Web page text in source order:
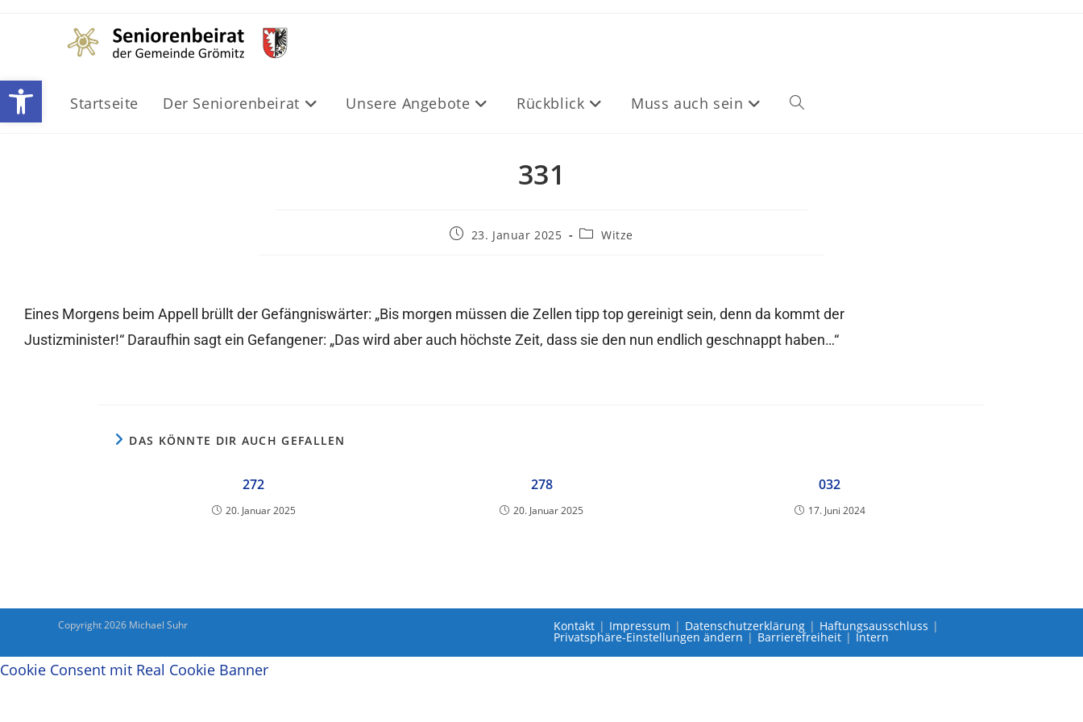
Werkzeugleiste öffnen
Startseite Der Seniorenbeirat Unsere Angebote Rückblick Muss auch sein
331
23. Januar 2025 Witze
Eines Morgens beim Appell brüllt der Gefängniswärter: „Bis morgen müssen die Zellen tipp top gereinigt sein, denn da kommt der
Justizminister!“ Daraufhin sagt ein Gefangener: „Das wird aber auch höchste Zeit, dass sie den nun endlich geschnappt haben…“
DAS KÖNNTE DIR AUCH GEFALLEN
272
20. Januar 2025
278
20. Januar 2025
032
17. Juni 2024
Kontakt Impressum Datenschutzerklärung Haftungsausschluss
Privatsphäre-Einstellungen ändern Barrierefreiheit Intern
Copyright 2026 Michael Suhr
Cookie Consent mit Real Cookie Banner